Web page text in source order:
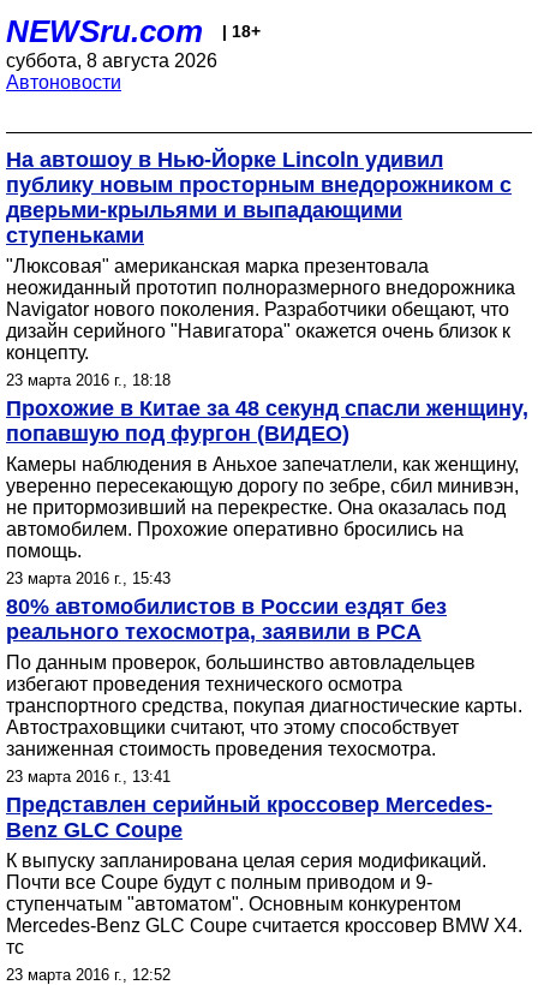
NEWSru.com | 18+
суббота, 8 августа 2026
Автоновости
На автошоу в Нью-Йорке Lincoln удивил
публику новым просторным внедорожником с
дверьми-крыльями и выпадающими
ступеньками
"Люксовая" американская марка презентовала
неожиданный прототип полноразмерного внедорожника
Navigator нового поколения. Разработчики обещают, что
дизайн серийного "Навигатора" окажется очень близок к
концепту.
23 марта 2016 г., 18:18
Прохожие в Китае за 48 секунд спасли женщину,
попавшую под фургон (ВИДЕО)
Камеры наблюдения в Аньхое запечатлели, как женщину,
уверенно пересекающую дорогу по зебре, сбил минивэн,
не притормозивший на перекрестке. Она оказалась под
автомобилем. Прохожие оперативно бросились на
помощь.
23 марта 2016 г., 15:43
80% автомобилистов в России ездят без
реального техосмотра, заявили в РСА
По данным проверок, большинство автовладельцев
избегают проведения технического осмотра
транспортного средства, покупая диагностические карты.
Автостраховщики считают, что этому способствует
заниженная стоимость проведения техосмотра.
23 марта 2016 г., 13:41
Представлен серийный кроссовер Mercedes-
Benz GLC Coupe
К выпуску запланирована целая серия модификаций.
Почти все Coupe будут с полным приводом и 9-
ступенчатым "автоматом". Основным конкурентом
Mercedes-Benz GLC Coupe считается кроссовер BMW X4.
тс
23 марта 2016 г., 12:52